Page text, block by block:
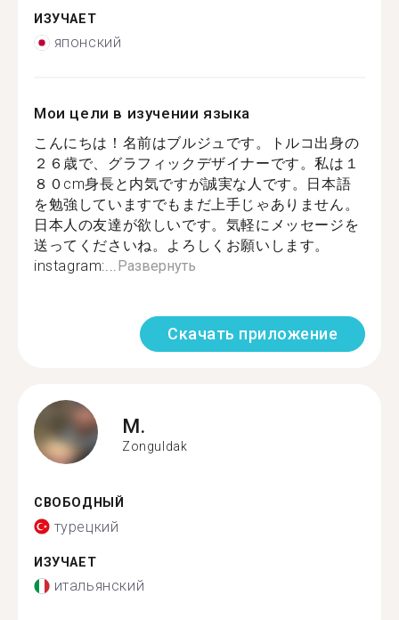
ИЗУЧАЕТ
японский
Мои цели в изучении языка
こんにちは！名前はブルジュです。トルコ出身の
２６歳で、グラフィックデザイナーです。私は１
８０cm身長と内気ですが誠実な人です。日本語
を勉強していますでもまだ上手じゃありません。
日本人の友達が欲しいです。気軽にメッセージを
送ってくださいね。よろしくお願いします。
instagram:...Развернуть
Скачать приложение
M.
Zonguldak
СВОБОДНЫЙ
турецкий
ИЗУЧАЕТ
итальянский